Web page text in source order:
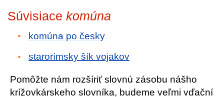
Súvisiace komúna
komúna po česky
starorímsky šík vojakov
Pomôžte nám rozšíriť slovnú zásobu nášho
krížovkárskeho slovníka, budeme veľmi vďační